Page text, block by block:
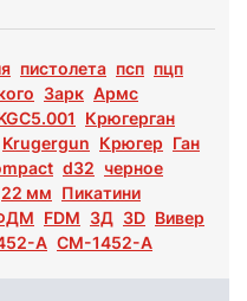
пистолета псп пцп
Зарк Армс
Крюгерган
Krugergun Крюгер Ган
d32 черное
22 мм Пикатини
FDM 3Д 3D Вивер
A СМ-1452-А